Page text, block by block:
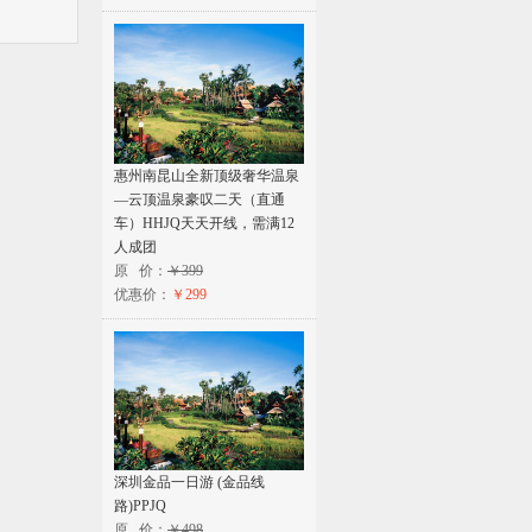
惠州南昆山全新顶级奢华温泉
—云顶温泉豪叹二天（直通
车）HHJQ天天开线，需满12
人成团
原 价： ￥399
优惠价： ￥299
深圳金品一日游 (金品线
路)PPJQ